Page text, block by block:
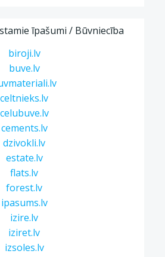
īpašumi / Būvniecība
biroji.lv
buve.lv
celtnieks.lv
celubuve.lv
cements.lv
dzivokli.lv
estate.lv
flats.lv
forest.lv
ipasums.lv
izire.lv
iziret.lv
izsoles.lv